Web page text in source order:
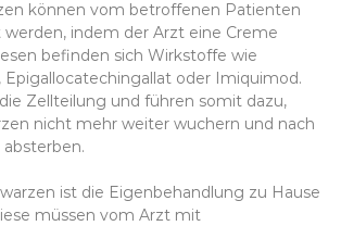
können vom betroffenen Patienten
indem der Arzt eine Creme
befinden sich Wirkstoffe wie
Epigallocatechingallat oder Imiquimod.
Zellteilung und führen somit dazu,
nicht mehr weiter wuchern und nach
ist die Eigenbehandlung zu Hause
müssen vom Arzt mit